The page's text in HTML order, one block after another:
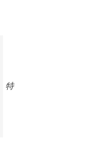
特